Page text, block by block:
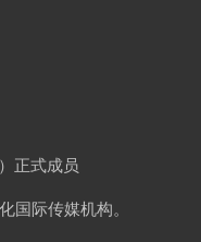
正式成员
国际传媒机构。